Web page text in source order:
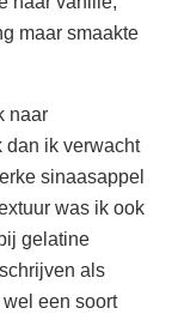
maar smaakte
naar
dan ik verwacht
sinaasappel
was ik ook
gelatine
als
een soort